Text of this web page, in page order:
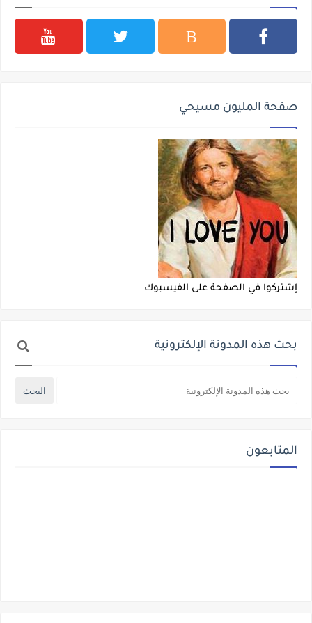
صفحة المليون مسيحي
إشتركوا في الصفحة على الفيسبوك
بحث هذه المدونة الإلكترونية
المتابعون